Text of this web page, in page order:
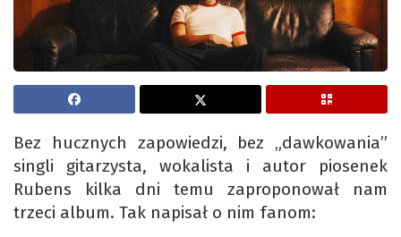
Bez hucznych zapowiedzi, bez „dawkowania”
singli gitarzysta, wokalista i autor piosenek
Rubens kilka dni temu zaproponował nam
trzeci album. Tak napisał o nim fanom: